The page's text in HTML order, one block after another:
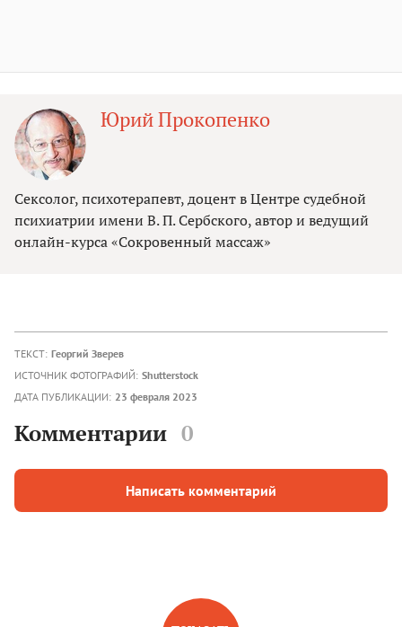
Юрий Прокопенко
Сексолог, психотерапевт, доцент в Центре судебной
психиатрии имени В. П. Сербского, автор и ведущий
онлайн-курса «Сокровенный массаж»
ТЕКСТ: Георгий Зверев
ИСТОЧНИК ФОТОГРАФИЙ: Shutterstock
ДАТА ПУБЛИКАЦИИ: 23 февраля 2023
Комментарии 0
Написать комментарий